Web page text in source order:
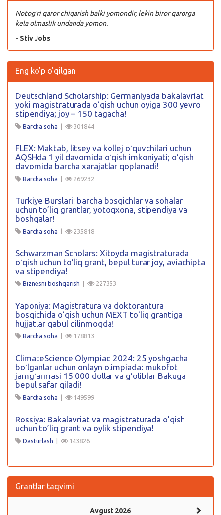
Notog’ri qaror chiqarish balki yomondir, lekin biror qarorga
kela olmaslik undanda yomon.
- Stiv Jobs
Eng ko'p o'qilgan
Deutschland Scholarship: Germaniyada bakalavriat
yoki magistraturada oʻqish uchun oyiga 300 yevro
stipendiya; joy – 150 tagacha!
Barcha soha | 301844
FLEX: Maktab, litsey va kollej oʻquvchilari uchun
AQSHda 1 yil davomida oʻqish imkoniyati; oʻqish
davomida barcha xarajatlar qoplanadi!
Barcha soha | 269232
Turkiye Burslari: barcha bosqichlar va sohalar
uchun to’liq grantlar, yotoqxona, stipendiya va
boshqalar!
Barcha soha | 235818
Schwarzman Scholars: Xitoyda magistraturada
oʻqish uchun toʻliq grant, bepul turar joy, aviachipta
va stipendiya!
Biznesni boshqarish | 227353
Yaponiya: Magistratura va doktorantura
bosqichida oʻqish uchun MEXT toʻliq grantiga
hujjatlar qabul qilinmoqda!
Barcha soha | 178813
ClimateScience Olympiad 2024: 25 yoshgacha
boʻlganlar uchun onlayn olimpiada: mukofot
jamgʻarmasi 15 000 dollar va gʻoliblar Bakuga
bepul safar qiladi!
Barcha soha | 149599
Rossiya: Bakalavriat va magistraturada o’qish
uchun to’liq grant va oylik stipendiya!
Dasturlash | 143826
Grantlar taqvimi
Avgust 2026